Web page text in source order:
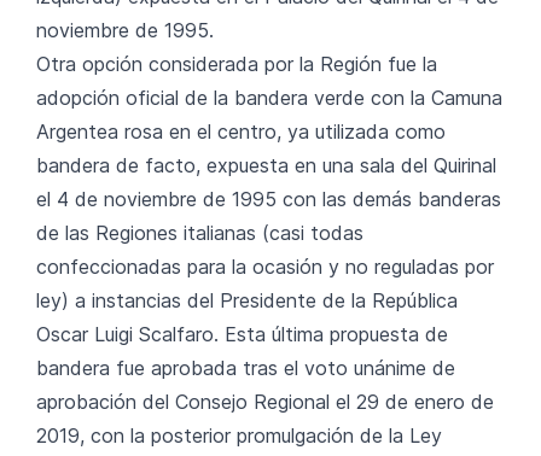
noviembre de 1995.
Otra opción considerada por la Región fue la
adopción oficial de la bandera verde con la Camuna
Argentea rosa en el centro, ya utilizada como
bandera de facto, expuesta en una sala del Quirinal
el 4 de noviembre de 1995 con las demás banderas
de las Regiones italianas (casi todas
confeccionadas para la ocasión y no reguladas por
ley) a instancias del Presidente de la República
Oscar Luigi Scalfaro. Esta última propuesta de
bandera fue aprobada tras el voto unánime de
aprobación del Consejo Regional el 29 de enero de
2019, con la posterior promulgación de la Ley